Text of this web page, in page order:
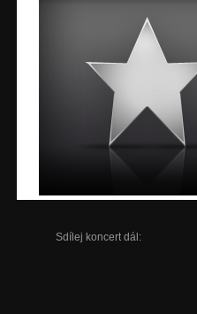
Sdílej koncert dál: